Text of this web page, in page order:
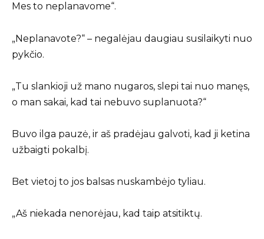
Mes to neplanavome“.
„Neplanavote?“ – negalėjau daugiau susilaikyti nuo
pykčio.
„Tu slankioji už mano nugaros, slepi tai nuo manęs,
o man sakai, kad tai nebuvo suplanuota?“
Buvo ilga pauzė, ir aš pradėjau galvoti, kad ji ketina
užbaigti pokalbį.
Bet vietoj to jos balsas nuskambėjo tyliau.
„Aš niekada nenorėjau, kad taip atsitiktų.